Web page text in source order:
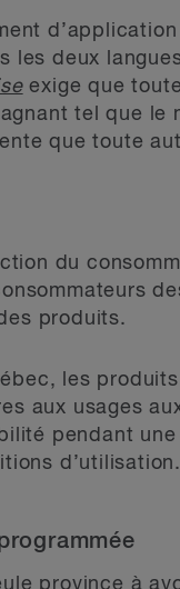
les deux
exige que
tel que le
que toute
du
produits.
les
aux usages
pendant
d’utilisation.
province à